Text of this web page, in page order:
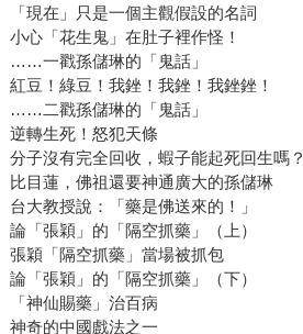
「現在」只是一個主觀假設的名詞
小心「花生鬼」在肚子裡作怪！
……一戳孫儲琳的「鬼話」
紅豆！綠豆！我銼！我銼！我銼銼！
……二戳孫儲琳的「鬼話」
逆轉生死！怒犯天條
分子沒有完全回收，蝦子能起死回生嗎？
比目蓮，佛祖還要神通廣大的孫儲琳
台大教授說：「藥是佛送來的！」
論「張穎」的「隔空抓藥」（上）
張穎「隔空抓藥」當場被抓包
論「張穎」的「隔空抓藥」（下）
「神仙賜藥」治百病
神奇的中國戲法之一